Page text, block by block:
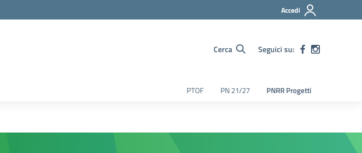
Accedi
Cerca Seguici su:
PTOF PN 21/27 PNRR Progetti